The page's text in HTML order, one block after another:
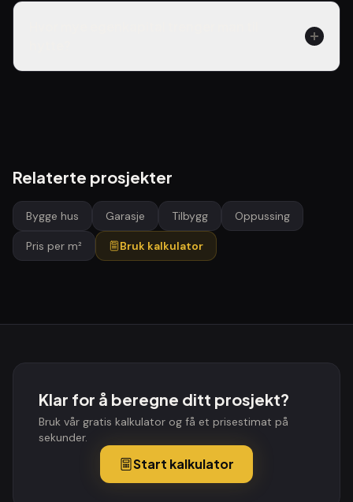
Relaterte prosjekter
Bygge hus Garasje Tilbygg Oppussing
Pris per m² Bruk kalkulator
Klar for å beregne ditt prosjekt?
Bruk vår gratis kalkulator og få et prisestimat på
sekunder.
Start kalkulator